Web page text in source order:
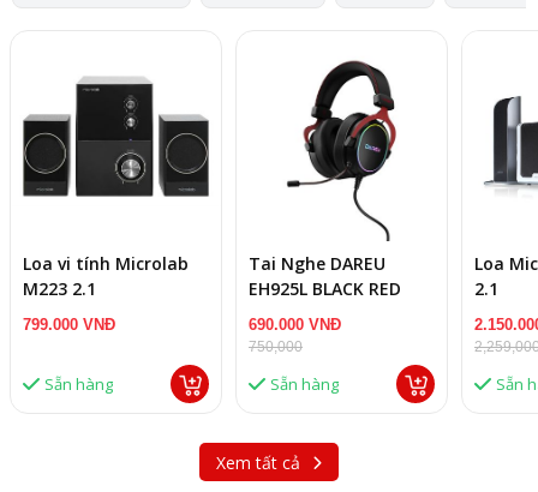
Loa vi tính Microlab
M223 2.1
799.000 VNĐ
Sẵn hàng
Tai Nghe DAREU
EH925L BLACK RED
690.000 VNĐ
750,000
Sẵn hàng
Loa
2.1
Sẵn
Xem tất cả